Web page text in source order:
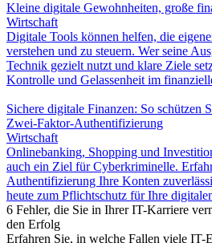
Kleine digitale Gewohnheiten, große
Wirtschaft
Digitale Tools können helfen, die
verstehen und zu steuern. Wer seine
Technik gezielt nutzt und klare Ziele
Kontrolle und Gelassenheit im
Sichere digitale Finanzen: So schützen
Zwei-Faktor-Authentifizierung
Wirtschaft
Onlinebanking, Shopping und
auch ein Ziel für Cyberkriminelle.
Authentifizierung Ihre Konten
heute zum Pflichtschutz für Ihre
6 Fehler, die Sie in Ihrer IT-Karriere
den Erfolg
Erfahren Sie, in welche Fallen viele IT-